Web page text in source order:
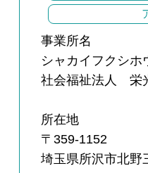
事業所名
シャカイフクシ
社会福祉法人 栄
所在地
〒359-1152
埼玉県所沢市北野